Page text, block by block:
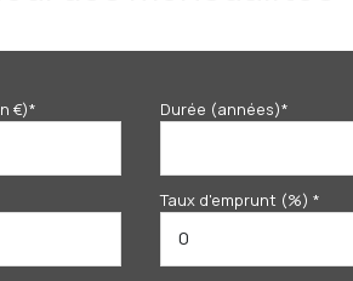
€)* Durée (années)*
Taux d'emprunt (%) *